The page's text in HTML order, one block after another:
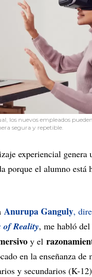
los nuevos empleados
segura y repetible.
experiencial genera
porque el alumno está
Anurupa Ganguly,
of Reality, me habló
y el
en la enseñanza de
y secundarios (K-